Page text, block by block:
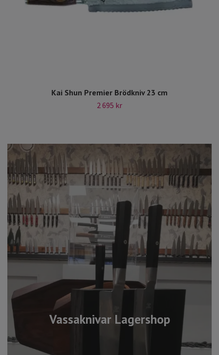
Vassaknivar Lagershop
Kai Shun Premier Brödkniv 23 cm
2 695 kr